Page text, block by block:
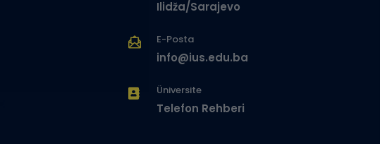
Ilidža/Sarajevo
E-Posta
info@ius.edu.ba
Üniversite
Telefon Rehberi